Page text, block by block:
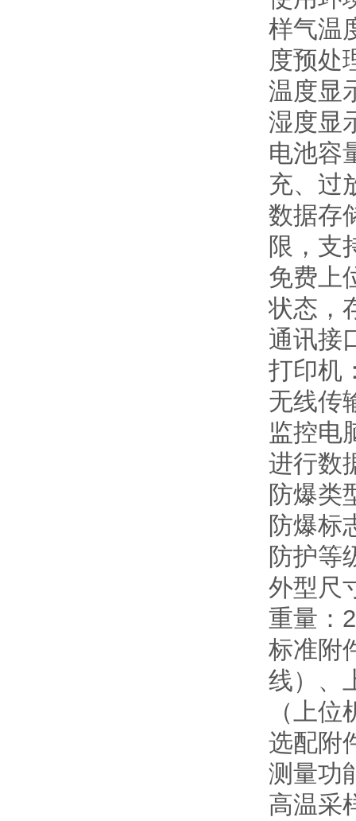
样气温
度预处
温度显
湿度显
电池容
充、过
数据存
限，支
免费上
状态，
通讯接
打印机
无线传
监控电
进行数
防爆类
防爆标
防护等
外型尺
重量：
标准附
线）、
（上
选配附
测量功
高温采